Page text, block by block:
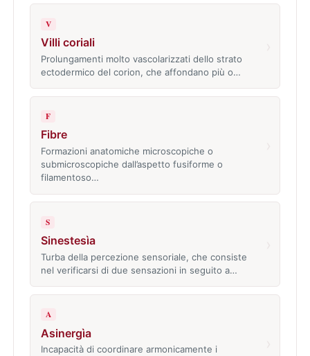
V
Villi coriali
Prolungamenti molto vascolarizzati dello strato
ectodermico del corion, che affondano più o…
F
Fibre
Formazioni anatomiche microscopiche o
submicroscopiche dall’aspetto fusiforme o
filamentoso…
S
Sinestesìa
Turba della percezione sensoriale, che consiste
nel verificarsi di due sensazioni in seguito a…
A
Asinergìa
Incapacità di coordinare armonicamente i